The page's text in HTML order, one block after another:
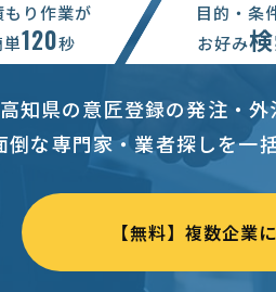
もり作業が
単120秒
目的・条
お好み
高知県の意匠登録の発注・外
倒な専門家・業者探しを一
【無料】複数企業